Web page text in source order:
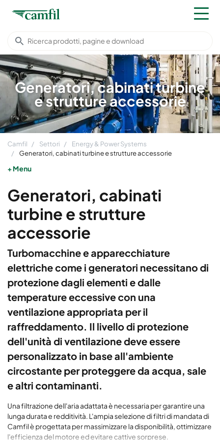
Generatori, cabinati turbine
e strutture accessorie
Camfil Settori
Energy & Power Systems
Generatori, cabinati turbine e strutture accessorie
Menu
Generatori, cabinati
turbine e strutture
accessorie
Turbomacchine e apparecchiature
elettriche come i generatori necessitano di
protezione dagli elementi e dalle
temperature eccessive con una
ventilazione appropriata per il
raffreddamento. Il livello di protezione
dell'unità di ventilazione deve essere
personalizzato in base all'ambiente
circostante per proteggere da acqua, sale
e altri contaminanti.
Una filtrazione dell'aria adattata è necessaria per garantire una
lunga durata e redditività. L'ampia selezione di filtri di mandata di
Camfil è progettata per massimizzare la disponibilità, ottimizzare
l'efficienza del motore ed evitare cattive sorprese.